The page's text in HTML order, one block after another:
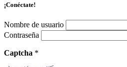
¡Conéctate!
Nombre de usuario
Contraseña
Captcha *